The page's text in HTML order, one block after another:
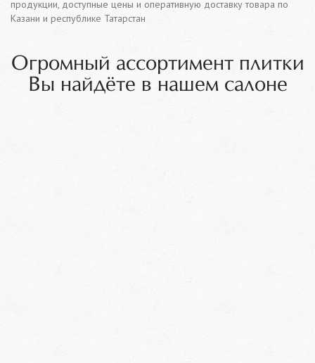
продукции, доступные цены и оперативную доставку товара по
Казани и республике Татарстан
Огромный ассортимент плитки
Вы найдёте в нашем салоне